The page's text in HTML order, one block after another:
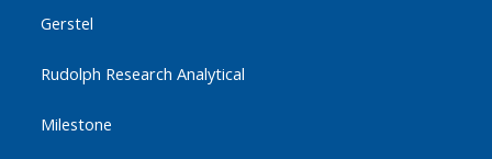
Gerstel
Rudolph Research Analytical
Milestone